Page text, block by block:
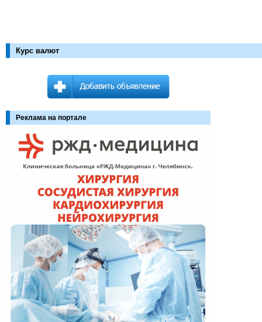
Курс валют
Реклама на портале